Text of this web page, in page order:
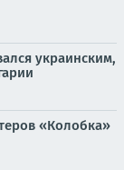
украинским,
«Колобка»